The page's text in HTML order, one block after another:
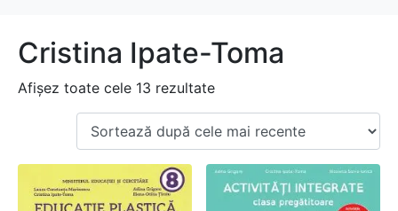
Cristina Ipate-Toma
Afișez toate cele 13 rezultate